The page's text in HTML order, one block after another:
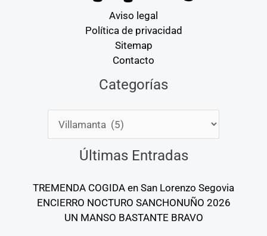
Aviso legal
Política de privacidad
Sitemap
Contacto
Categorías
Últimas Entradas
TREMENDA COGIDA en San Lorenzo Segovia
ENCIERRO NOCTURO SANCHONUÑO 2026
UN MANSO BASTANTE BRAVO